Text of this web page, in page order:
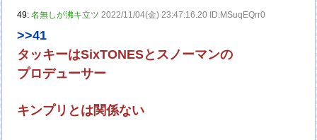
49:名無しが沸キ立ツ 2022/11/04(金) 23:47:16.20 ID:MSuqEQrr0
>>41
タッキーはSixTONESとスノーマンの
プロデューサー
キンプリとは関係ない